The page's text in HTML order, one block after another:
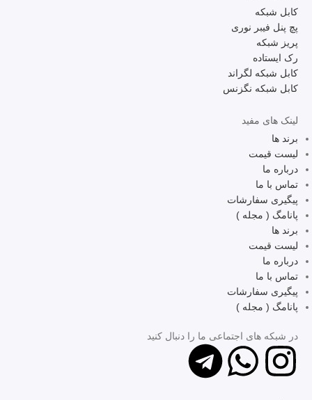
کابل شبکه
پچ پنل فیبر نوری
پریز شبکه
رک ایستاده
کابل شبکه لگراند
کابل شبکه نگزنس
لینک های مفید
برند ها
لیست قیمت
درباره ما
تماس با ما
پیگیری سفارشات
پانامگ ( مجله )
برند ها
لیست قیمت
درباره ما
تماس با ما
پیگیری سفارشات
پانامگ ( مجله )
در شبکه ‌های اجتماعی ما را دنبال کنید